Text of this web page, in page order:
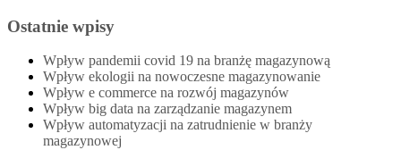
Ostatnie wpisy
Wpływ pandemii covid 19 na branżę magazynową
Wpływ ekologii na nowoczesne magazynowanie
Wpływ e commerce na rozwój magazynów
Wpływ big data na zarządzanie magazynem
Wpływ automatyzacji na zatrudnienie w branży
magazynowej